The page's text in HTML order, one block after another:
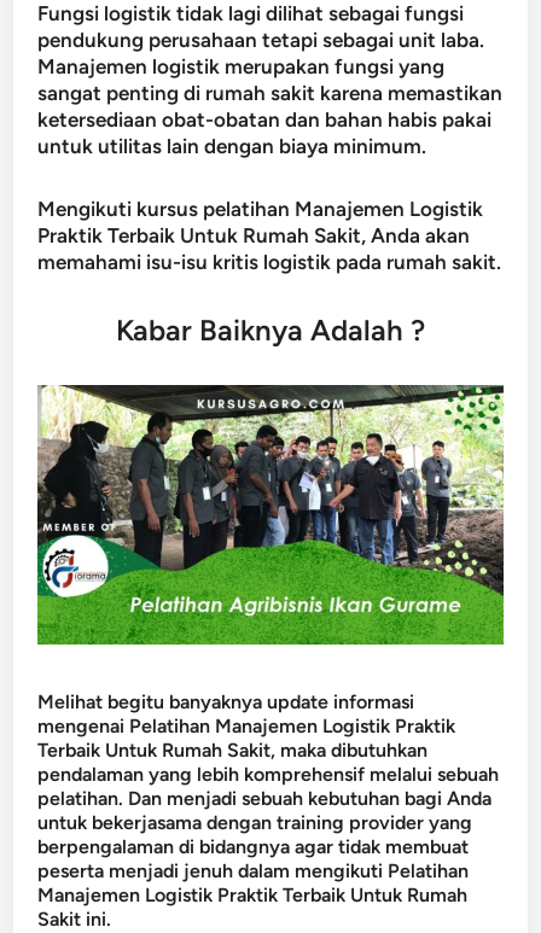
Fungsi logistik tidak lagi dilihat sebagai fungsi
pendukung perusahaan tetapi sebagai unit laba.
Manajemen logistik merupakan fungsi yang
sangat penting di rumah sakit karena memastikan
ketersediaan obat-obatan dan bahan habis pakai
untuk utilitas lain dengan biaya minimum.
Mengikuti kursus pelatihan Manajemen Logistik
Praktik Terbaik Untuk Rumah Sakit, Anda akan
memahami isu-isu kritis logistik pada rumah sakit.
Kabar Baiknya Adalah ?
Melihat begitu banyaknya update informasi
mengenai Pelatihan Manajemen Logistik Praktik
Terbaik Untuk Rumah Sakit, maka dibutuhkan
pendalaman yang lebih komprehensif melalui sebuah
pelatihan. Dan menjadi sebuah kebutuhan bagi Anda
untuk bekerjasama dengan training provider yang
berpengalaman di bidangnya agar tidak membuat
peserta menjadi jenuh dalam mengikuti Pelatihan
Manajemen Logistik Praktik Terbaik Untuk Rumah
Sakit ini.